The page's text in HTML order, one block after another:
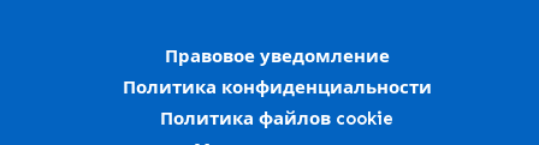
Правовое уведомление
Политика конфиденциальности
Политика файлов cookie